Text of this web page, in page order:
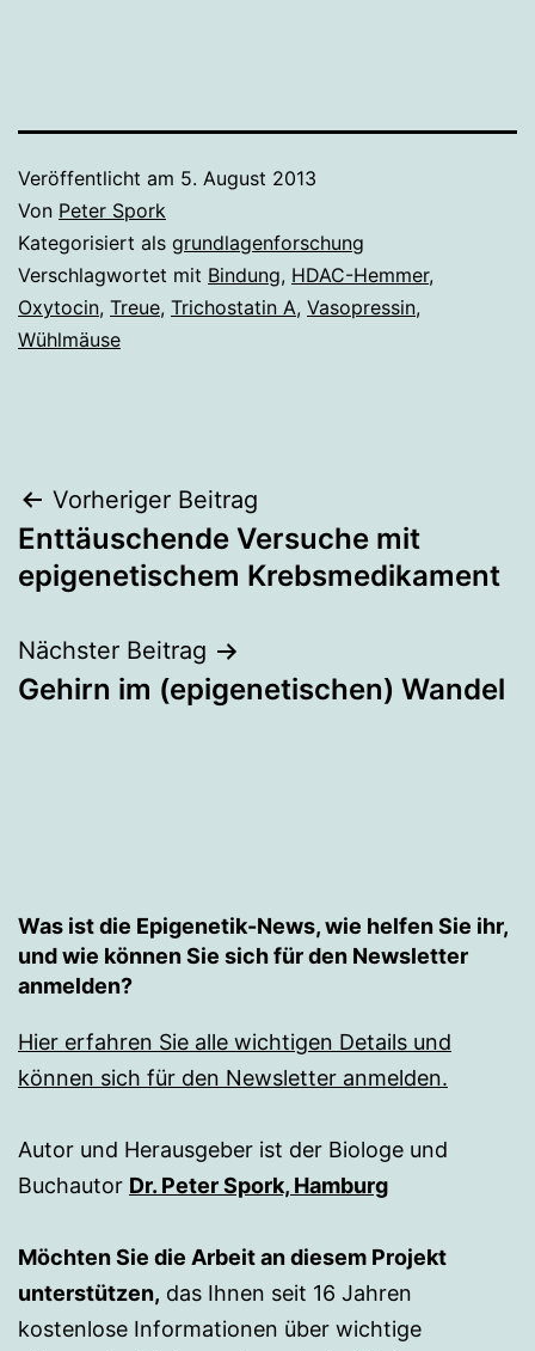
Veröffentlicht am 5. August 2013
Von Peter Spork
Kategorisiert als grundlagenforschung
Verschlagwortet mit Bindung, HDAC-Hemmer,
Oxytocin, Treue, Trichostatin A, Vasopressin,
Wühlmäuse
Beitragsnavigation
Vorheriger Beitrag
Enttäuschende Versuche mit
epigenetischem Krebsmedikament
Nächster Beitrag
Gehirn im (epigenetischen) Wandel
Was ist die Epigenetik-News, wie helfen Sie ihr,
und wie können Sie sich für den Newsletter
anmelden?
Hier erfahren Sie alle wichtigen Details und
können sich für den Newsletter anmelden.
Autor und Herausgeber ist der Biologe und
Buchautor Dr. Peter Spork, Hamburg
Möchten Sie die Arbeit an diesem Projekt
unterstützen, das Ihnen seit 16 Jahren
kostenlose Informationen über wichtige